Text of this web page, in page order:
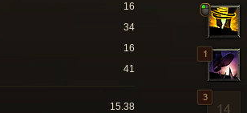
16
34
16
41
15.38